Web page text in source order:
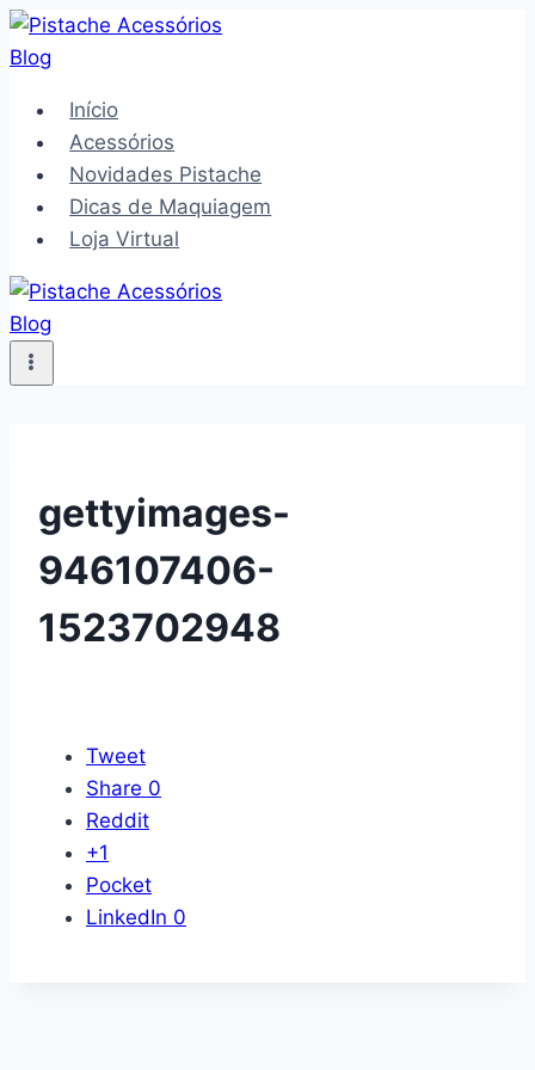
Pular
para
Conteúdo
Início
Acessórios
Novidades Pistache
Dicas de Maquiagem
Loja Virtual
gettyimages-
946107406-
1523702948
Tweet
Share 0
Reddit
+1
Pocket
LinkedIn 0